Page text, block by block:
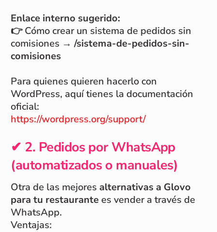
Enlace interno sugerido:
👉 Cómo crear un sistema de pedidos sin
comisiones →/sistema-de-pedidos-sin-
comisiones
Para quienes quieren hacerlo con
WordPress, aquí tienes la documentación
oficial:
https://wordpress.org/support/
✔ 2. Pedidos por WhatsApp
(automatizados o manuales)
Otra de las mejores alternativas a Glovo
para tu restaurante es vender a través de
WhatsApp.
Ventajas: